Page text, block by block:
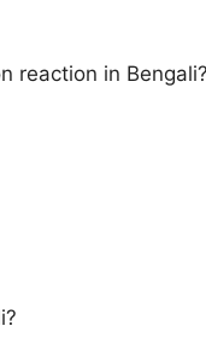
reaction in Bengali?